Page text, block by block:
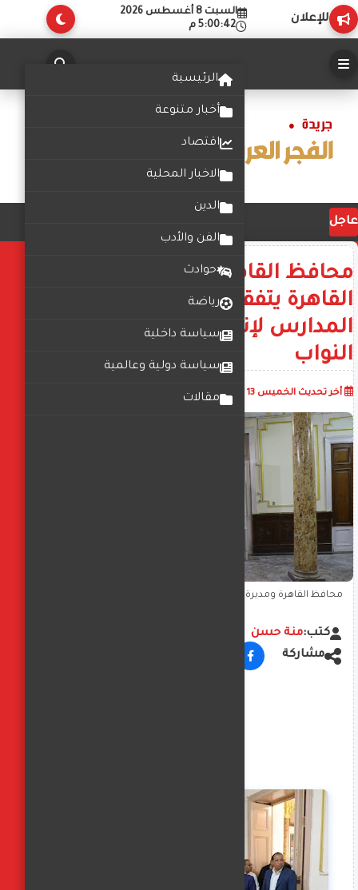
للإعلان
السبت 8 أغسطس 2026
5:00:43 م
الرئيسية
أخبار متنوعة
اقتصاد
الاخبار المحلية
الدين
الفن والأدب
حوادث
رياضة
سياسة داخلية
سياسة دولية وعالمية
مقالات
عاجل
محافظ القاهرة ومديرة تعليم
القاهرة يتفقدان إستعدادات
المدارس لإنتخابات مجلس
النواب
أخر تحديث الخميس 13 نوفمبر 2025
محافظ القاهرة ومديرة تعليم القاهرة يتفقدان إستعدادات المدارس
كتب:منة حسن
مشاركة